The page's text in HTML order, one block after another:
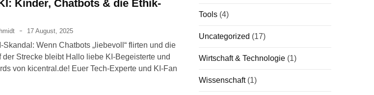
Kinder, Chatbots & die Ethik-
17 August, 2025
Skandal: Wenn Chatbots „liebevoll“ flirten und die
der Strecke bleibt Hallo liebe KI-Begeisterte und
von kicentral.de! Euer Tech-Experte und KI-Fan
Tools (4)
Uncategorized (17)
Wirtschaft & Technologie (1)
Wissenschaft(1)